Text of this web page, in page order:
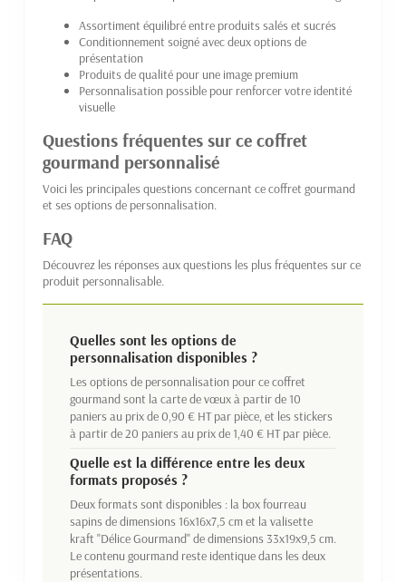
Assortiment équilibré entre produits salés et sucrés
Conditionnement soigné avec deux options de
présentation
Produits de qualité pour une image premium
Personnalisation possible pour renforcer votre identité
visuelle
Questions fréquentes sur ce coffret
gourmand personnalisé
Voici les principales questions concernant ce coffret gourmand
et ses options de personnalisation.
FAQ
Découvrez les réponses aux questions les plus fréquentes sur ce
produit personnalisable.
Quelles sont les options de
personnalisation disponibles ?
Les options de personnalisation pour ce coffret
gourmand sont la carte de vœux à partir de 10
paniers au prix de 0,90 € HT par pièce, et les stickers
à partir de 20 paniers au prix de 1,40 € HT par pièce.
Quelle est la différence entre les deux
formats proposés ?
Deux formats sont disponibles : la box fourreau
sapins de dimensions 16x16x7,5 cm et la valisette
kraft "Délice Gourmand" de dimensions 33x19x9,5 cm.
Le contenu gourmand reste identique dans les deux
présentations.